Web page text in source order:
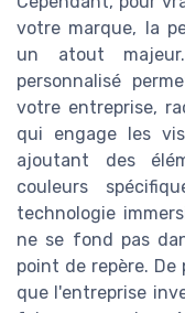
votre marque, la
un atout
personnalisé
votre entreprise,
qui engage les
ajoutant des
couleurs
technologie
ne se fond pas
point de repère.
que l'entreprise